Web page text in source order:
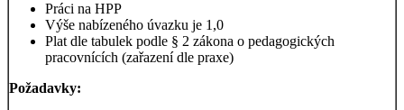
Práci na HPP
Výše nabízeného úvazku je 1,0
Plat dle tabulek podle § 2 zákona o pedagogických
pracovnících (zařazení dle praxe)
Požadavky: